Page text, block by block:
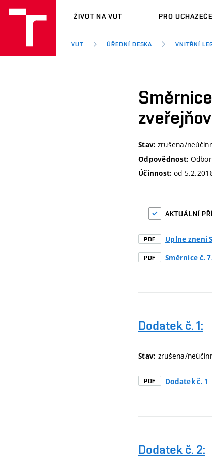
VUT
ŽIVOT NA VUT PRO UCHAZEČE
VUT ÚŘEDNÍ DESKA VNITŘNÍ
Stav: zrušena/
Odpovědnost:
Účinnost: od
AKTUÁLNÍ
PDF Uplne zneni
PDF Směrnice č.
Dodatek č. 1:
Stav: zrušena/
PDF Dodatek č. 1
Dodatek č. 2: